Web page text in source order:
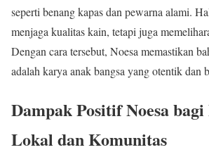
seperti benang kapas dan pewarna alami.
menjaga kualitas kain, tetapi juga
Dengan cara tersebut, Noesa memastikan
adalah karya anak bangsa yang otentik dan
Dampak Positif Noesa
Lokal dan Komunitas